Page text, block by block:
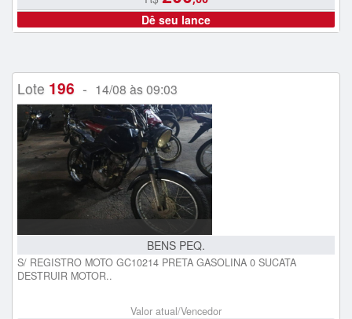
Dê seu lance
Lote 196 - 14/08 às 09:03
BENS PEQ.
S/ REGISTRO MOTO GC10214 PRETA GASOLINA 0 SUCATA
DESTRUIR MOTOR..
Valor atual/Vencedor